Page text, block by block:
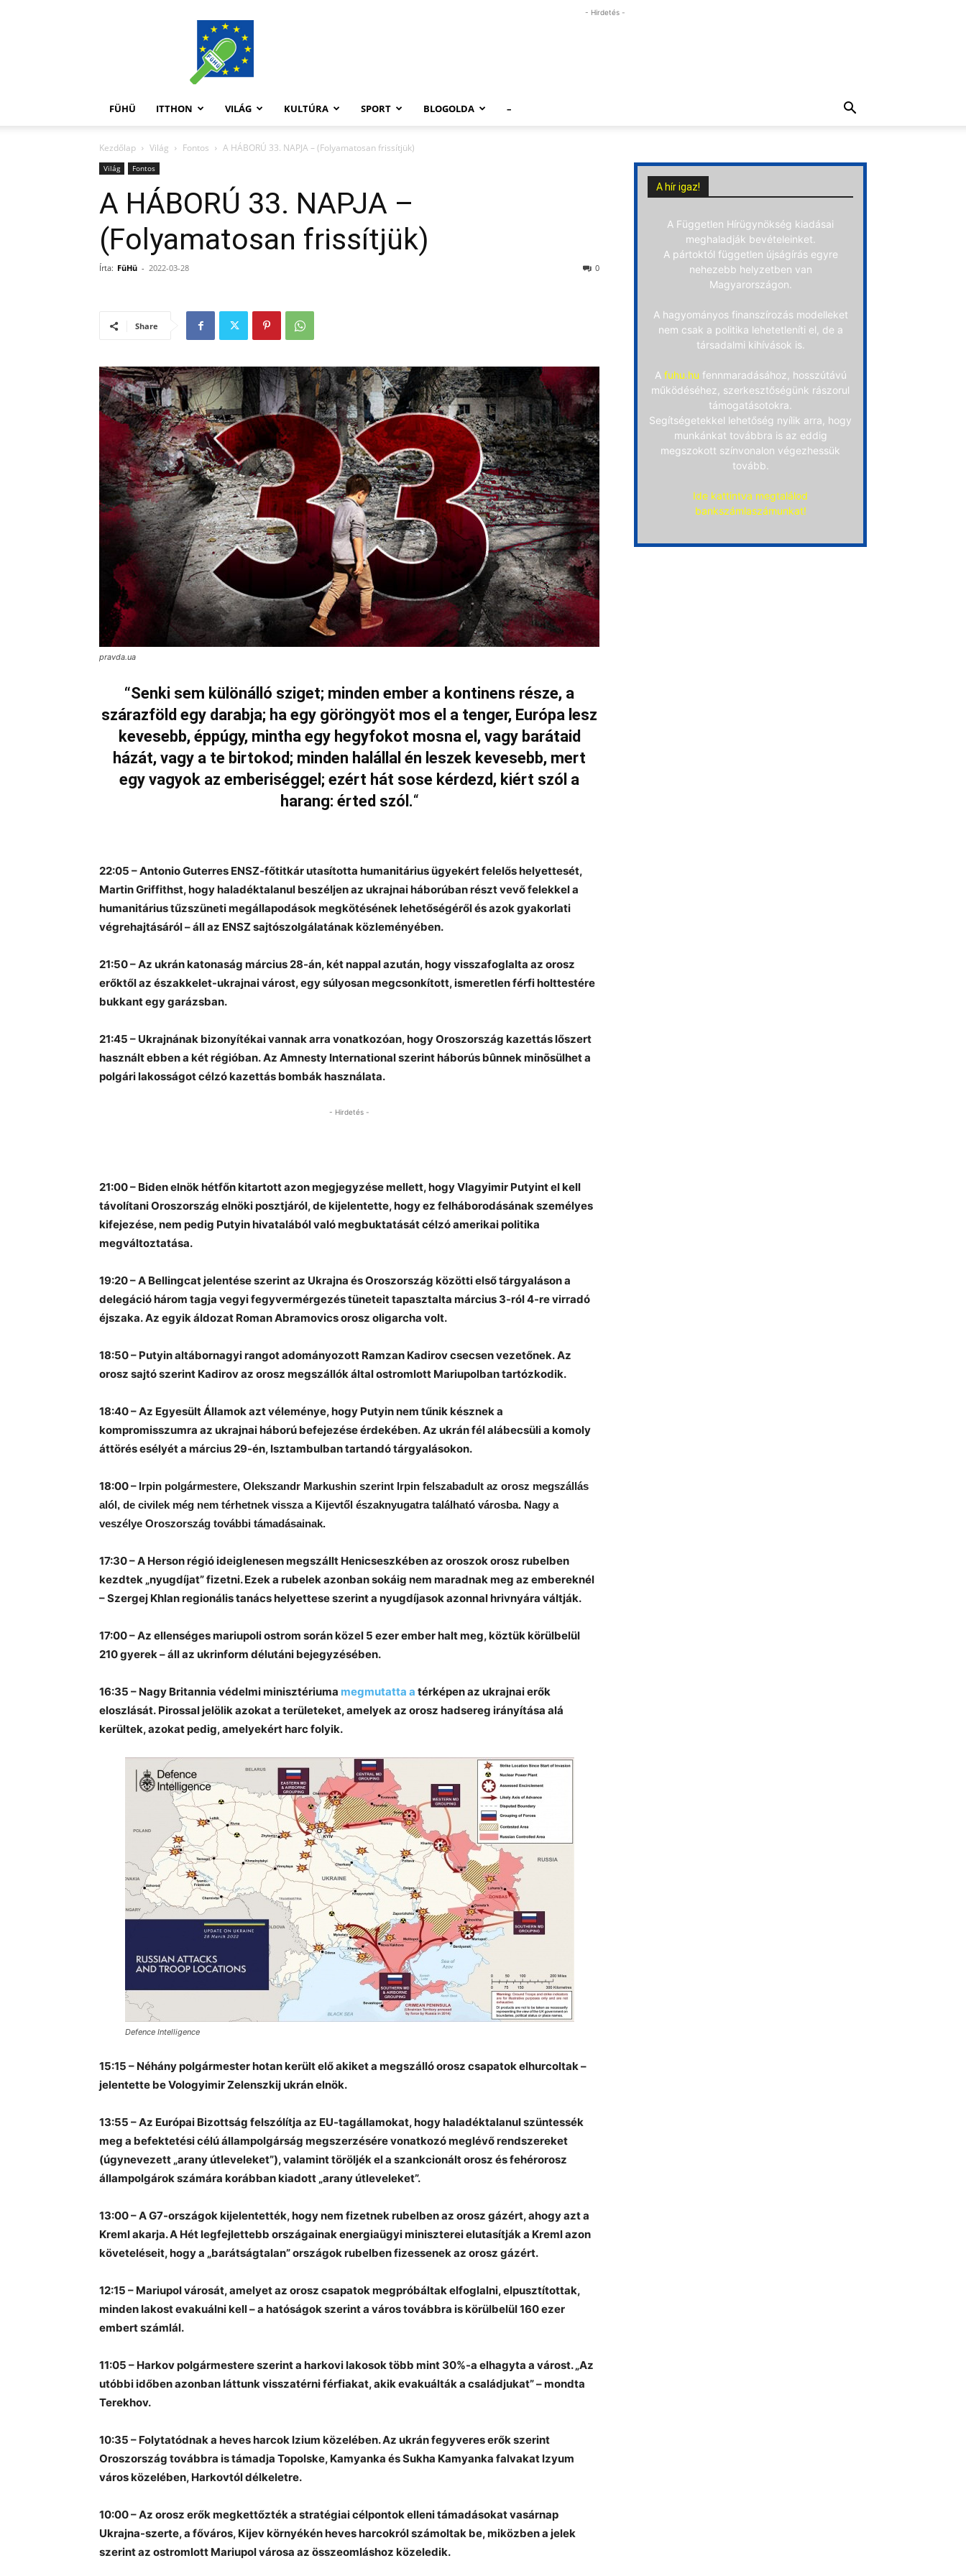
FüHü
- Hirdetés -
FÜHÜ ITTHON VILÁG KULTÚRA SPORT BLOGOLDA –
Kezdőlap Világ Fontos A HÁBORÚ 33. NAPJA – (Folyamatosan frissítjük)
Világ Fontos
A HÁBORÚ 33. NAPJA –
(Folyamatosan frissítjük)
Írta: FüHü - 2022-03-28 0
Share
pravda.ua
“Senki sem különálló sziget; minden ember a kontinens része, a
szárazföld egy darabja; ha egy göröngyöt mos el a tenger, Európa lesz
kevesebb, éppúgy, mintha egy hegyfokot mosna el, vagy barátaid
házát, vagy a te birtokod; minden halállal én leszek kevesebb, mert
egy vagyok az emberiséggel; ezért hát sose kérdezd, kiért szól a
harang: érted szól.“
22:05 – Antonio Guterres ENSZ-főtitkár utasította humanitárius ügyekért felelős helyettesét,
Martin Griffithst, hogy haladéktalanul beszéljen az ukrajnai háborúban részt vevő felekkel a
humanitárius tűzszüneti megállapodások megkötésének lehetőségéről és azok gyakorlati
végrehajtásáról – áll az ENSZ sajtószolgálatának közleményében.
21:50 – Az ukrán katonaság március 28-án, két nappal azután, hogy visszafoglalta az orosz
erőktől az északkelet-ukrajnai várost, egy súlyosan megcsonkított, ismeretlen férfi holttestére
bukkant egy garázsban.
21:45 – Ukrajnának bizonyítékai vannak arra vonatkozóan, hogy Oroszország kazettás lőszert
használt ebben a két régióban. Az Amnesty International szerint háborús bûnnek minõsülhet a
polgári lakosságot célzó kazettás bombák használata.
- Hirdetés -
21:00 – Biden elnök hétfőn kitartott azon megjegyzése mellett, hogy Vlagyimir Putyint el kell
távolítani Oroszország elnöki posztjáról, de kijelentette, hogy ez felháborodásának személyes
kifejezése, nem pedig Putyin hivatalából való megbuktatását célzó amerikai politika
megváltoztatása.
19:20 – A Bellingcat jelentése szerint az Ukrajna és Oroszország közötti első tárgyaláson a
delegáció három tagja vegyi fegyvermérgezés tüneteit tapasztalta március 3-ról 4-re virradó
éjszaka. Az egyik áldozat Roman Abramovics orosz oligarcha volt.
18:50 – Putyin altábornagyi rangot adományozott Ramzan Kadirov csecsen vezetőnek. Az
orosz sajtó szerint Kadirov az orosz megszállók által ostromlott Mariupolban tartózkodik.
18:40 – Az Egyesült Államok azt véleménye, hogy Putyin nem tűnik késznek a
kompromisszumra az ukrajnai háború befejezése érdekében. Az ukrán fél alábecsüli a komoly
áttörés esélyét a március 29-én, Isztambulban tartandó tárgyalásokon.
18:00 – Irpin polgármestere, Olekszandr Markushin szerint Irpin felszabadult az orosz megszállás
alól, de civilek még nem térhetnek vissza a Kijevtől északnyugatra található városba. Nagy a
veszélye Oroszország további támadásainak.
17:30 – A Herson régió ideiglenesen megszállt Henicseszkében az oroszok orosz rubelben
kezdtek „nyugdíjat” fizetni. Ezek a rubelek azonban sokáig nem maradnak meg az embereknél
– Szergej Khlan regionális tanács helyettese szerint a nyugdíjasok azonnal hrivnyára váltják.
17:00 – Az ellenséges mariupoli ostrom során közel 5 ezer ember halt meg, köztük körülbelül
210 gyerek – áll az ukrinform délutáni bejegyzésében.
16:35 – Nagy Britannia védelmi minisztériuma megmutatta a térképen az ukrajnai erők
eloszlását. Pirossal jelölik azokat a területeket, amelyek az orosz hadsereg irányítása alá
kerültek, azokat pedig, amelyekért harc folyik.
Defence Intelligence
15:15 – Néhány polgármester hotan került elő akiket a megszálló orosz csapatok elhurcoltak –
jelentette be Vologyimir Zelenszkij ukrán elnök.
13:55 – Az Európai Bizottság felszólítja az EU-tagállamokat, hogy haladéktalanul szüntessék
meg a befektetési célú állampolgárság megszerzésére vonatkozó meglévő rendszereket
(úgynevezett „arany útleveleket”), valamint töröljék el a szankcionált orosz és fehérorosz
állampolgárok számára korábban kiadott „arany útleveleket”.
13:00 – A G7-országok kijelentették, hogy nem fizetnek rubelben az orosz gázért, ahogy azt a
Kreml akarja. A Hét legfejlettebb országainak energiaügyi miniszterei elutasítják a Kreml azon
követeléseit, hogy a „barátságtalan” országok rubelben fizessenek az orosz gázért.
12:15 – Mariupol városát, amelyet az orosz csapatok megpróbáltak elfoglalni, elpusztítottak,
minden lakost evakuálni kell – a hatóságok szerint a város továbbra is körülbelül 160 ezer
embert számlál.
11:05 – Harkov polgármestere szerint a harkovi lakosok több mint 30%-a elhagyta a várost. „Az
utóbbi időben azonban láttunk visszatérni férfiakat, akik evakuálták a családjukat” – mondta
Terekhov.
10:35 – Folytatódnak a heves harcok Izium közelében. Az ukrán fegyveres erők szerint
Oroszország továbbra is támadja Topolske, Kamyanka és Sukha Kamyanka falvakat Izyum
város közelében, Harkovtól délkeletre.
10:00 – Az orosz erők megkettőzték a stratégiai célpontok elleni támadásokat vasárnap
Ukrajna-szerte, a főváros, Kijev környékén heves harcokról számoltak be, miközben a jelek
szerint az ostromlott Mariupol városa az összeomláshoz közeledik.
A hír igaz!
A Független Hírügynökség kiadásai
meghaladják bevételeinket.
A pártoktól független újságírás egyre
nehezebb helyzetben van
Magyarországon.
A hagyományos finanszírozás modelleket
nem csak a politika lehetetleníti el, de a
társadalmi kihívások is.
A fuhu.hu fennmaradásához, hosszútávú
működéséhez, szerkesztőségünk rászorul
támogatásotokra.
Segítségetekkel lehetőség nyílik arra, hogy
munkánkat továbbra is az eddig
megszokott színvonalon végezhessük
tovább.
Ide kattintva megtalálod
bankszámlaszámunkat!